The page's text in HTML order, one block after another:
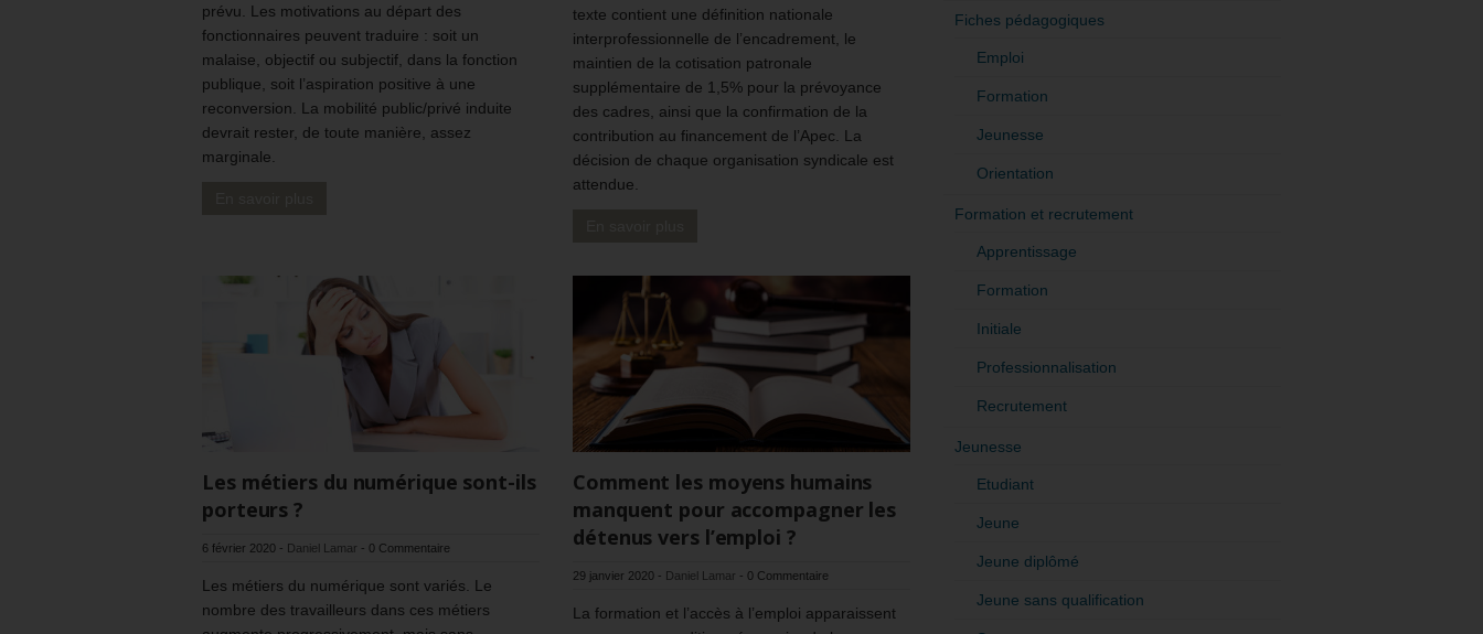
prévu. Les motivations au départ des
fonctionnaires peuvent traduire : soit un
malaise, objectif ou subjectif, dans la fonction
publique, soit l’aspiration positive à une
reconversion. La mobilité public/privé induite
devrait rester, de toute manière, assez
marginale.
texte contient une définition nationale
interprofessionnelle de l’encadrement, le
maintien de la cotisation patronale
supplémentaire de 1,5% pour la prévoyance
des cadres, ainsi que la confirmation de la
contribution au financement de l’Apec. La
décision de chaque organisation syndicale est
attendue.
Les métiers du numérique sont-ils
porteurs ?
6 février 2020 - Daniel Lamar - 0 Commentaire
Les métiers du numérique sont variés. Le
nombre des travailleurs dans ces métiers
Comment les moyens humains
manquent pour accompagner les
détenus vers l’emploi ?
29 janvier 2020 - Daniel Lamar - 0 Commentaire
La formation et l’accès à l’emploi apparaissent
Fiches pédagogiques
Emploi
Formation
Jeunesse
Orientation
Formation et recrutement
Apprentissage
Formation
Initiale
Professionnalisation
Recrutement
Jeunesse
Etudiant
Jeune
Jeune diplômé
Jeune sans qualification